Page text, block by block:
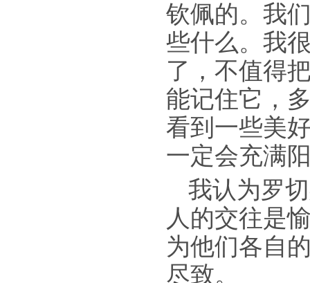
钦佩的。我
些什么。我
了，不值得
能记住它，
看到一些美
一定会充满
我认为罗
人的交往是
为他们各自
尽致。